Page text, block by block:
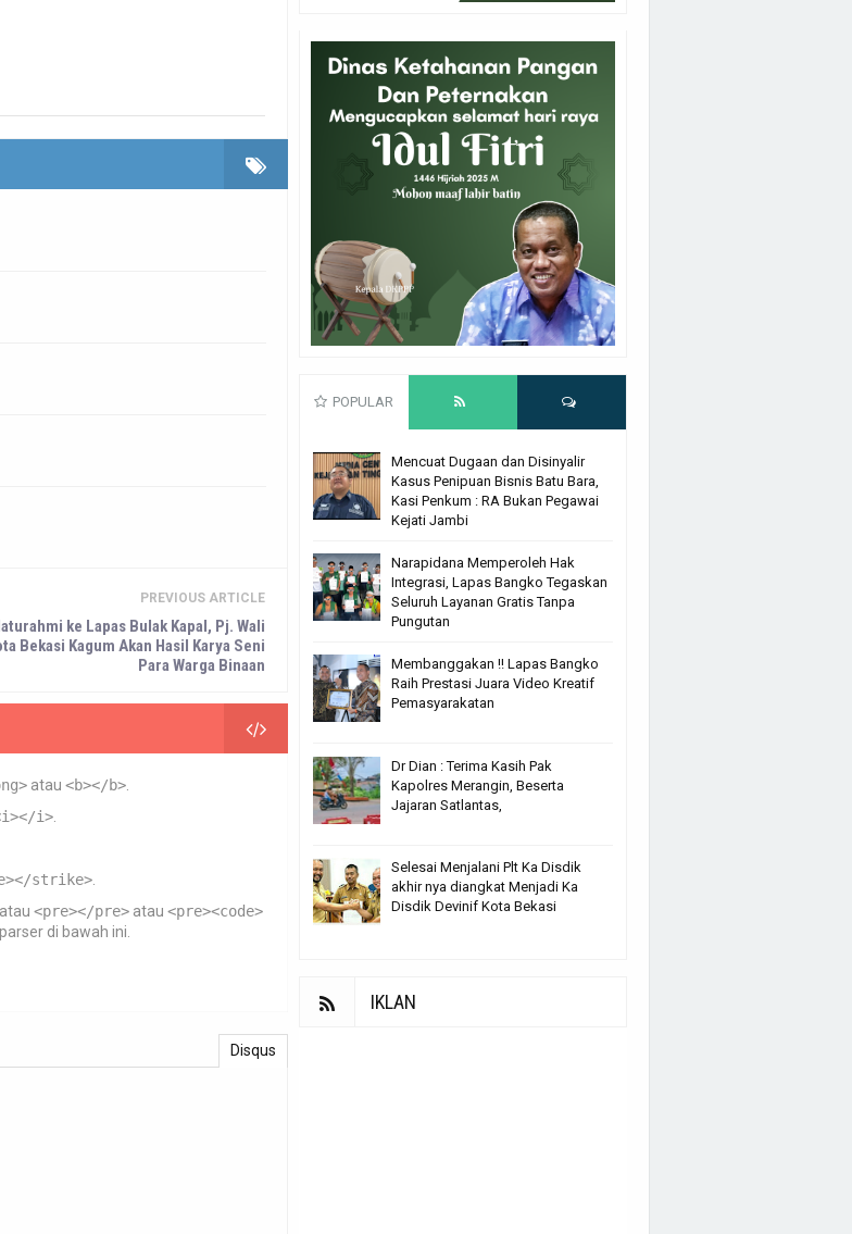
PREVIOUS ARTICLE
ke Lapas Bulak Kapal, Pj. Wali
Bekasi Kagum Akan Hasil Karya Seni
Para Warga Binaan
atau <b></b>
i>
strike>
atau <pre></pre> atau <pre><code>
di bawah ini.
Disqus
POPULAR
Mencuat Dugaan dan Disinyalir
Kasus Penipuan Bisnis Batu Bara,
Kasi Penkum : RA Bukan Pegawai
Kejati Jambi
Narapidana Memperoleh Hak
Integrasi, Lapas Bangko Tegaskan
Seluruh Layanan Gratis Tanpa
Pungutan
Membanggakan !! Lapas Bangko
Raih Prestasi Juara Video Kreatif
Pemasyarakatan
Dr Dian : Terima Kasih Pak
Kapolres Merangin, Beserta
Jajaran Satlantas,
Selesai Menjalani Plt Ka Disdik
akhir nya diangkat Menjadi Ka
Disdik Devinif Kota Bekasi
IKLAN